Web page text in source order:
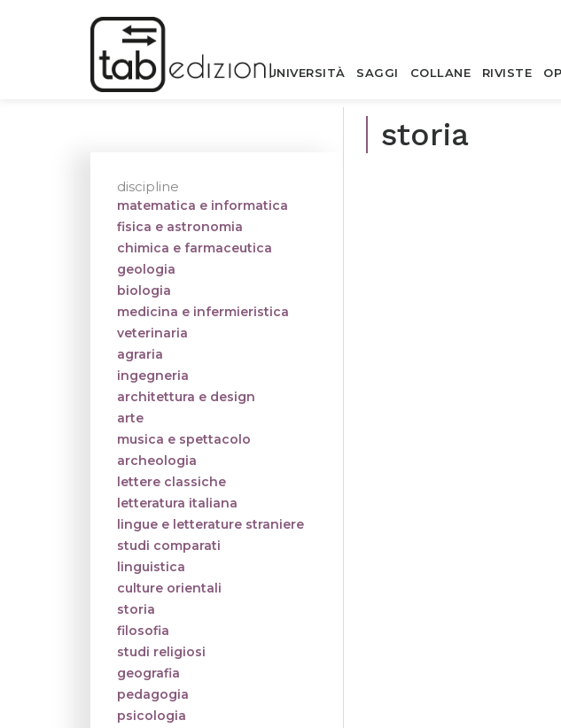
UNIVERSITÀ SAGGI COLLANE RIVISTE
storia
discipline
matematica e informatica
fisica e astronomia
chimica e farmaceutica
geologia
biologia
medicina e infermieristica
veterinaria
agraria
ingegneria
architettura e design
arte
musica e spettacolo
archeologia
lettere classiche
letteratura italiana
lingue e letterature straniere
studi comparati
linguistica
culture orientali
storia
filosofia
studi religiosi
geografia
pedagogia
psicologia